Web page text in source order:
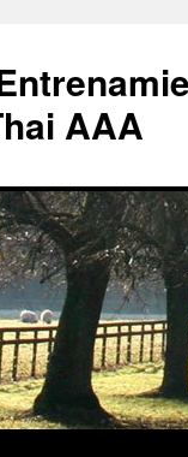
AAA